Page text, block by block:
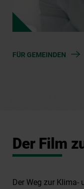
FÜR GEMEINDEN
Der Film
Der Weg zur